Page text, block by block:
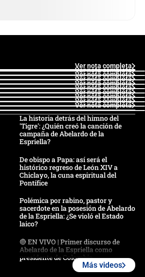
Ver nota completa
Ver nota completa
Ver nota completa
Ver nota completa
Ver nota completa
Ver nota completa
Ver nota completa
Ver nota completa
Ver nota completa
Ver nota completa
La historia detrás del himno del
'Tigre': ¿Quién creó la canción de
campaña de Abelardo de la
Espriella?
De obispo a Papa: así será el
histórico regreso de León XIV a
Chiclayo, la cuna espiritual del
Pontífice
Polémica por rabino, pastor y
sacerdote en la posesión de Abelardo
de la Espriella: ¿Se violó el Estado
laico?
🔴 EN VIVO | Primer discurso de
Abelardo de la Espriella como
presidente de Colombia
Más videos